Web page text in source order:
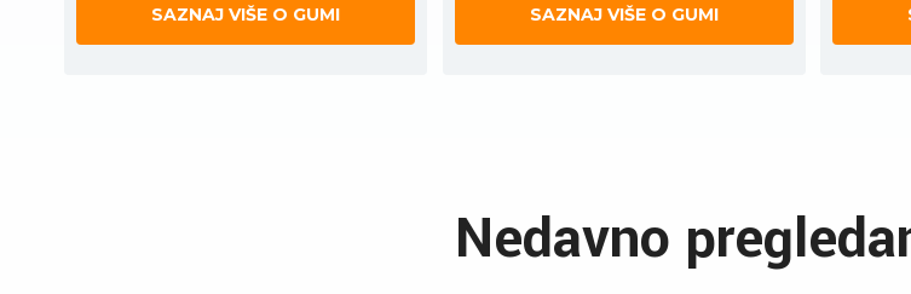
SAZNAJ VIŠE O GUMI SAZNAJ VIŠE O GUMI
Nedavno